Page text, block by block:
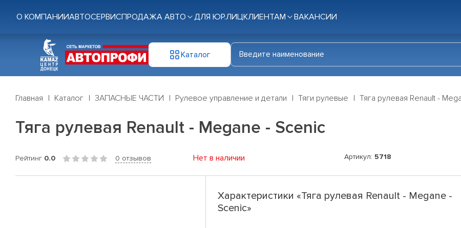
О КОМПАНИИАВТОСЕРВИСПРОДАЖА АВТО ДЛЯ ЮР.ЛИЦКЛИЕНТАМ ВАКАНСИИ
Каталог
Главная Каталог ЗАПАСНЫЕ ЧАСТИ Рулевое управление и детали Тяги рулевые Тяга рулевая Renault -
Тяга рулевая Renault - Megane - Scenic
Рейтинг 0.0 0 отзывов Нет в наличии Артикул: 5718
Характеристики «Тяга рулевая Renault - Megane -
Scenic»